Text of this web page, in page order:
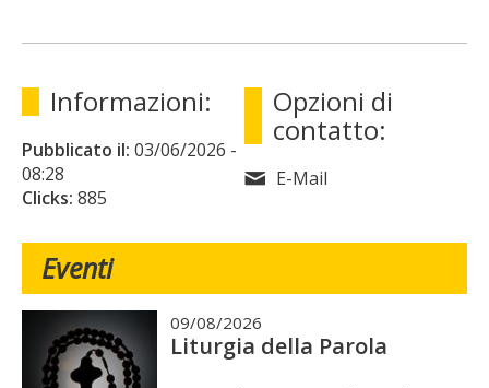
Informazioni:
Pubblicato il: 03/06/2026 -
08:28
Clicks: 885
Opzioni di
contatto:
E-Mail
Eventi
09/08/2026
Liturgia della Parola